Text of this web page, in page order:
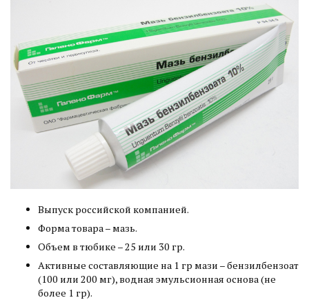
Выпуск российской компанией.
Форма товара – мазь.
Объем в тюбике – 25 или 30 гр.
Активные составляющие на 1 гр мази – бензилбензоат
(100 или 200 мг), водная эмульсионная основа (не
более 1 гр).